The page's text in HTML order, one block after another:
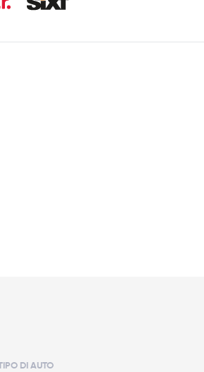
DI AUTO